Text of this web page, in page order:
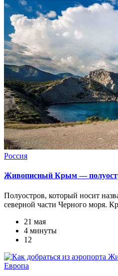
Россия
Живописный Крым —
Полуостров, который носит
северной части Черного моря.
21 мая
4 минуты
12
Европа